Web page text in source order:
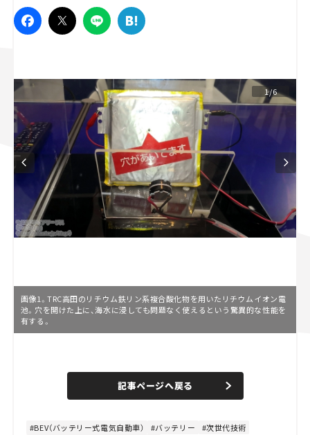
1/6
画像1。TRC高田のリチウム鉄リン系複合酸化物を用いたリチウムイオン電
池。穴を開けた上に、海水に浸しても問題なく使えるという驚異的な性能を
有する。
n
e
d
8
記事ページへ戻る
BEV（バッテリー式電気自動車） バッテリー
次世代技術
Campaign
人気のハッシュタグ